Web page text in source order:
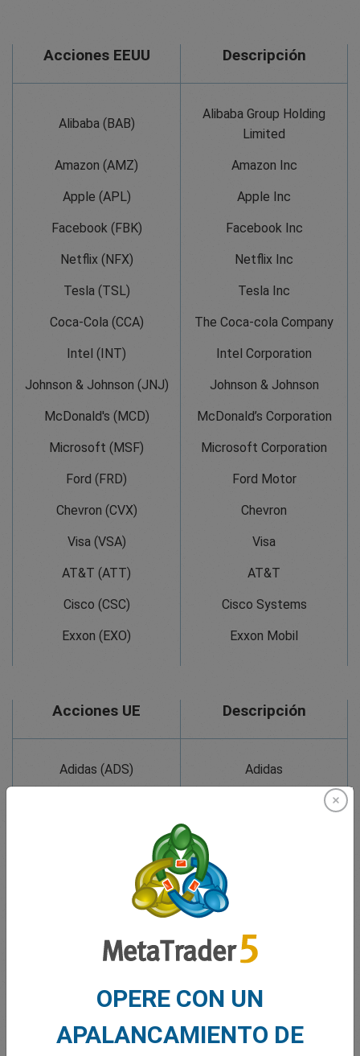
Acciones EEUU Descripción
Alibaba (BAB)
Alibaba Group Holding
Limited
Amazon (AMZ) Amazon Inc
Apple (APL) Apple Inc
Facebook (FBK) Facebook Inc
Netflix (NFX) Netflix Inc
Tesla (TSL) Tesla Inc
Coca-Cola (CCA) The Coca-cola Company
Intel (INT) Intel Corporation
Johnson & Johnson (JNJ) Johnson & Johnson
McDonald's (MCD) McDonald’s Corporation
Microsoft (MSF) Microsoft Corporation
Ford (FRD) Ford Motor
Chevron (CVX) Chevron
Visa (VSA) Visa
AT&T (ATT) AT&T
Cisco (CSC) Cisco Systems
Exxon (EXO) Exxon Mobil
Acciones UE Descripción
Adidas (ADS) Adidas
BNP Paribas (BNP)
Commerzbank (CBK) Commerzbank AG
Iberdrola (IBE) Iberdrola SA
L.V.M.H (LVT) L.V.M.H. SE
OPERE CON UN
APALANCAMIENTO DE